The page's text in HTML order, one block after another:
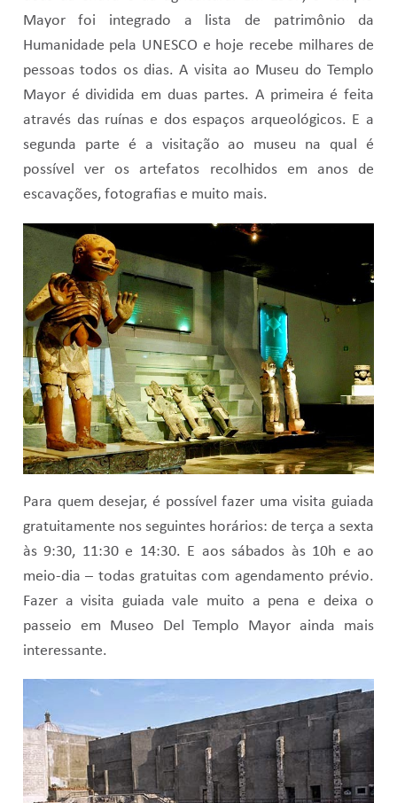
Mayor foi integrado a lista de patrimônio da
Humanidade pela UNESCO e hoje recebe milhares de
pessoas todos os dias. A visita ao Museu do Templo
Mayor é dividida em duas partes. A primeira é feita
através das ruínas e dos espaços arqueológicos. E a
segunda parte é a visitação ao museu na qual é
possível ver os artefatos recolhidos em anos de
escavações, fotografias e muito mais.
Para quem desejar, é possível fazer uma visita guiada
gratuitamente nos seguintes horários: de terça a sexta
às 9:30, 11:30 e 14:30. E aos sábados às 10h e ao
meio-dia – todas gratuitas com agendamento prévio.
Fazer a visita guiada vale muito a pena e deixa o
passeio em Museo Del Templo Mayor ainda mais
interessante.